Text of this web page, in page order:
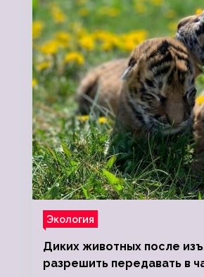
Экология
Диких животных после
разрешить передавать в